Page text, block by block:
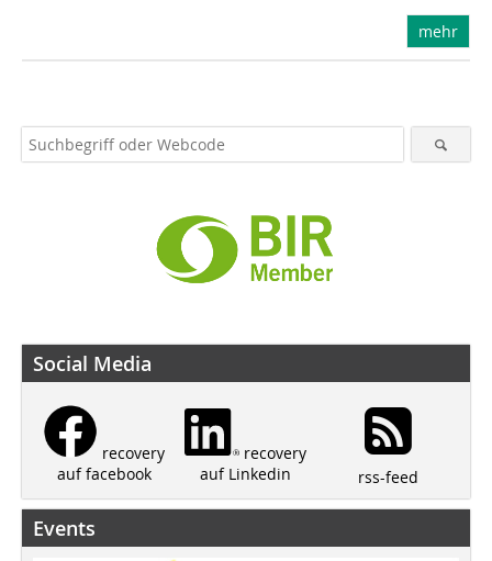
mehr
Social Media
recovery
auf facebook
recovery
auf Linkedin
rss-feed
Events